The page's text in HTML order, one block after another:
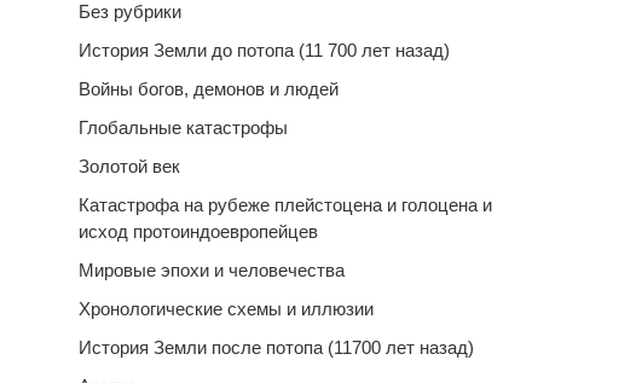
Без рубрики
История Земли до потопа (11 700 лет назад)
Войны богов, демонов и людей
Глобальные катастрофы
Золотой век
Катастрофа на рубеже плейстоцена и голоцена и
исход протоиндоевропейцев
Мировые эпохи и человечества
Хронологические схемы и иллюзии
История Земли после потопа (11700 лет назад)